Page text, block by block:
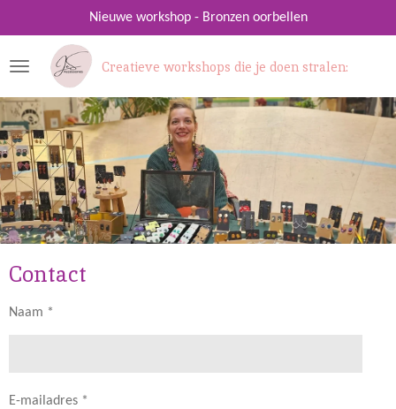
direct
naar
hoofdinhoud
Creatieve workshops die je doen stralen:
Nieuwe workshop - Bronzen oorbellen
Contact
Naam *
E-mailadres *